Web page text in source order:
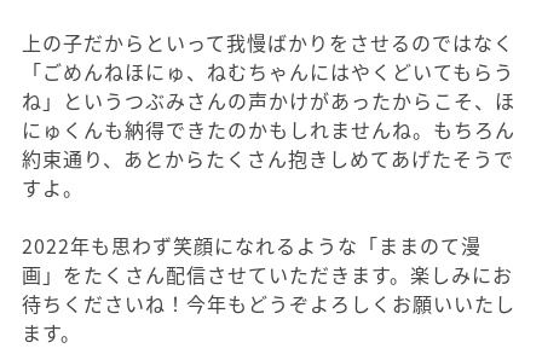
上の子だからといって我慢ばかりをさせるのではなく
「ごめんねほにゅ、ねむちゃんにはやくどいてもらう
ね」というつぶみさんの声かけがあったからこそ、ほ
にゅくんも納得できたのかもしれませんね。もちろん
約束通り、あとからたくさん抱きしめてあげたそうで
すよ。
2022年も思わず笑顔になれるような「ままのて漫
画」をたくさん配信させていただきます。楽しみにお
待ちくださいね！今年もどうぞよろしくお願いいたし
ます。